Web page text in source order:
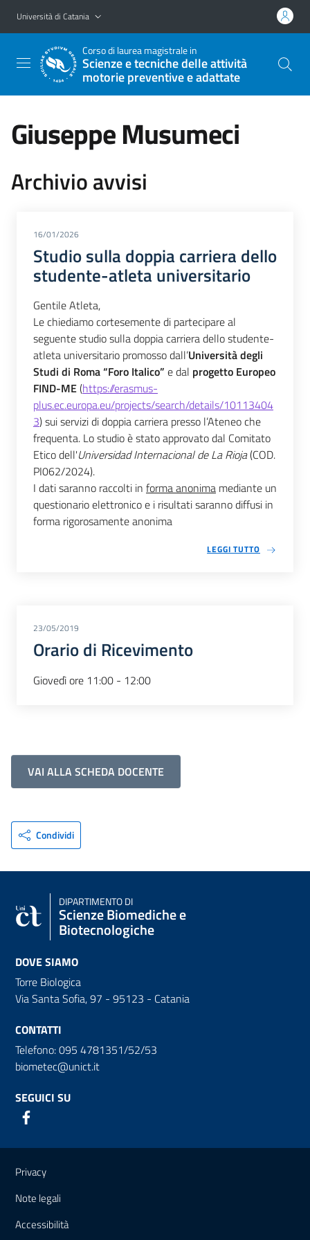
Vai al contenuto principale
Vai al menu di navigazione
Università di Catania
Corso di laurea magistrale in
Scienze e tecniche delle attività
motorie preventive e adattate
Giuseppe Musumeci
Archivio avvisi
16/01/2026
Studio sulla doppia carriera dello
studente-atleta universitario
Gentile Atleta,
Le chiediamo cortesemente di partecipare al
seguente studio sulla doppia carriera dello studente-
atleta universitario promosso dall’Università degli
Studi di Roma “Foro Italico” e dal progetto Europeo
FIND-ME (https://erasmus-
plus.ec.europa.eu/projects/search/details/10113404
3) sui servizi di doppia carriera presso l’Ateneo che
frequenta. Lo studio è stato approvato dal Comitato
Etico dell'Universidad Internacional de La Rioja (COD.
PI062/2024).
I dati saranno raccolti in forma anonima mediante un
questionario elettronico e i risultati saranno diffusi in
forma rigorosamente anonima
LEGGI TUTTO
23/05/2019
Orario di Ricevimento
Giovedì ore 11:00 - 12:00
VAI ALLA SCHEDA DOCENTE
Condividi
DIPARTIMENTO DI
Scienze Biomediche e
Biotecnologiche
DOVE SIAMO
Torre Biologica
Via Santa Sofia, 97 - 95123 - Catania
CONTATTI
Telefono: 095 4781351/52/53
biometec@unict.it
SEGUICI SU
Link e informazioni utili
Privacy
Note legali
Accessibilità